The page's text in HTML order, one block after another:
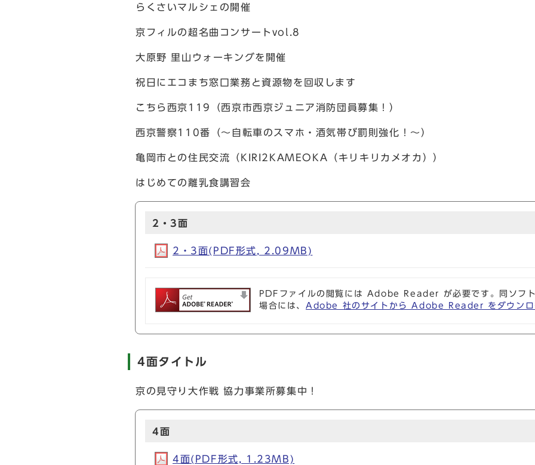
らくさいマルシェの開催
京フィルの超名曲コンサートvol.8
大原野 里山ウォーキングを開催
祝日にエコまち窓口業務と資源物を回収します
こちら西京119（西京市西京ジュニア消防団員募集！）
西京警察110番（～自転車のスマホ・酒気帯び罰則強化！～）
亀岡市との住民交流（KIRI2KAMEOKA（キリキリカメオカ））
はじめての離乳食講習会
2・3面
2・3面(PDF形式, 2.09MB)
PDFファイルの閲覧には Adobe Reader が必要です。同ソフト
場合には、 Adobe 社のサイトから Adobe Reader をダウンロ
4面タイトル
京の見守り大作戦 協力事業所募集中！
4面
4面(PDF形式, 1.23MB)